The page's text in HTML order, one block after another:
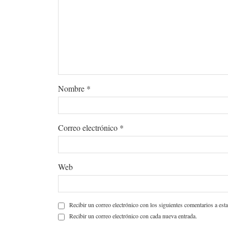
Nombre *
Correo electrónico *
Web
Recibir un correo electrónico con los siguientes comentarios a
Recibir un correo electrónico con cada nueva entrada.